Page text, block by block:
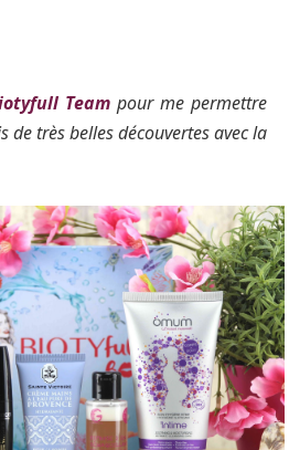
Teampour me permettre
de très belles découvertes avec la